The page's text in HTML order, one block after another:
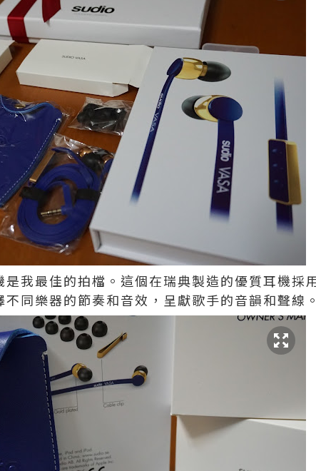
是我最佳的拍檔。這個在瑞典製造的優質耳機
同樂器的節奏和音效，呈獻歌手的音韻和聲線